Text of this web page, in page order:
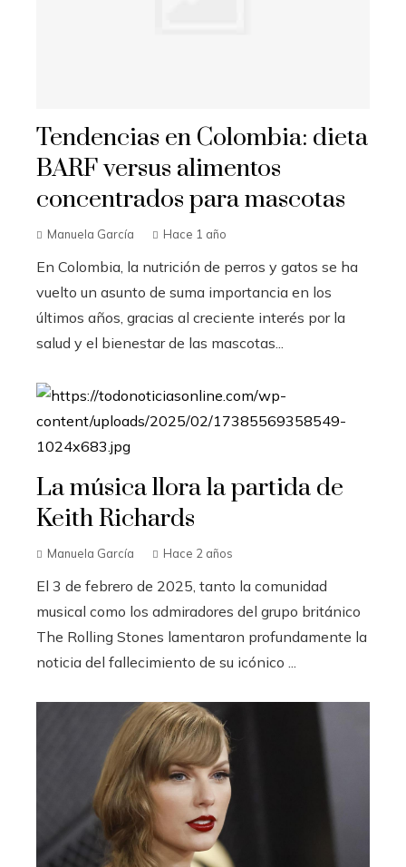
Tendencias en Colombia: dieta
BARF versus alimentos
concentrados para mascotas
Manuela García Hace 1 año
En Colombia, la nutrición de perros y gatos se ha
vuelto un asunto de suma importancia en los
últimos años, gracias al creciente interés por la
salud y el bienestar de las mascotas...
La música llora la partida de
Keith Richards
Manuela García Hace 2 años
El 3 de febrero de 2025, tanto la comunidad
musical como los admiradores del grupo británico
The Rolling Stones lamentaron profundamente la
noticia del fallecimiento de su icónico ...